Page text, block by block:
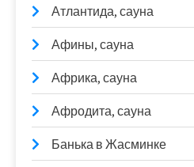
Атлантида, сауна
Афины, сауна
Африка, сауна
Афродита, сауна
Банька в Жасминке